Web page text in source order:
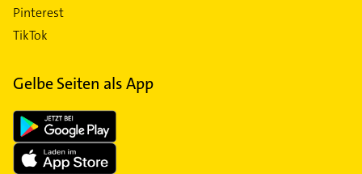
Pinterest
TikTok
Gelbe Seiten als App